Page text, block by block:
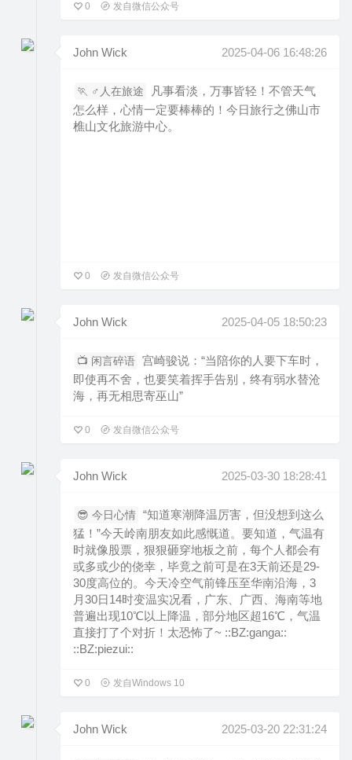
0 发自微信公众号
John Wick 2025-04-06 16:48:26
🏃 ‍♂️人在旅途
凡事看淡，万事皆轻！不管天气
怎么样，心情一定要棒棒的！今日旅行之佛山市
樵山文化旅游中心。
0 发自微信公众号
John Wick 2025-04-05 18:50:23
📺 闲言碎语 宫崎骏说：“当陪你的人要下车时，
即使再不舍，也要笑着挥手告别，终有弱水替沧
海，再无相思寄巫山”
0 发自微信公众号
John Wick 2025-03-30 18:28:41
😎 今日心情 “知道寒潮降温厉害，但没想到这么
猛！”今天岭南朋友如此感慨道。要知道，气温有
时就像股票，狠狠砸穿地板之前，每个人都会有
或多或少的侥幸，毕竟之前可是在3天前还是29-
30度高位的。今天冷空气前锋压至华南沿海，3
月30日14时变温实况看，广东、广西、海南等地
普遍出现10℃以上降温，部分地区超16℃，气温
直接打了个对折！太恐怖了~ ::BZ:ganga::
::BZ:piezui::
0 发自Windows 10
John Wick 2025-03-20 22:31:24